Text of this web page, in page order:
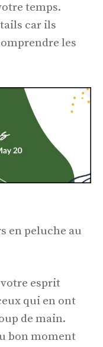
temps.
car ils
les
en peluche au
esprit
qui en ont
de main.
bon moment